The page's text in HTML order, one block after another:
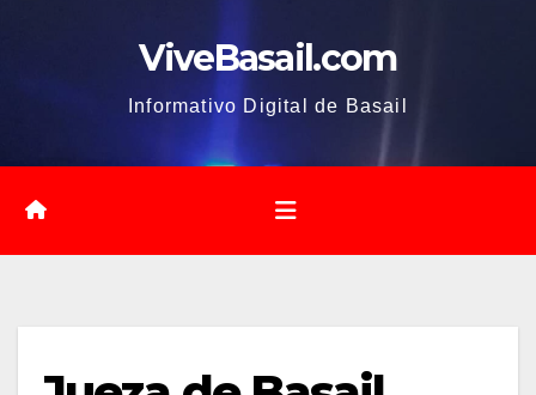
ViveBasail.com
Informativo Digital de Basail